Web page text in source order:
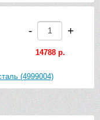
(4999004)
- +
14788 р.